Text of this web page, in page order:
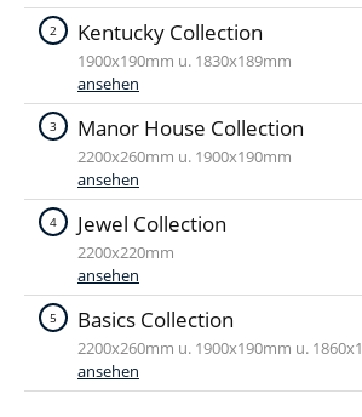
2 Kentucky Collection
1900x190mm u. 1830x189mm
ansehen
3 Manor House Collection
2200x260mm u. 1900x190mm
ansehen
4 Jewel Collection
2200x220mm
ansehen
5 Basics Collection
2200x260mm u. 1900x190mm u.
ansehen